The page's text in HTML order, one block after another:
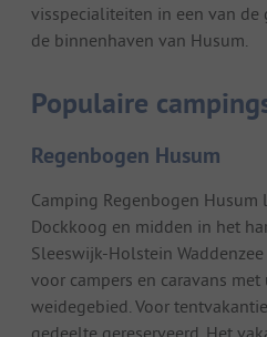
visspecialiteiten in een van de
de binnenhaven van Husum.
Populaire
Regenbogen Husum
Camping Regenbogen
Dockkoog en midden in het
Sleeswijk-Holstein
voor campers en caravans
weidegebied. Voor